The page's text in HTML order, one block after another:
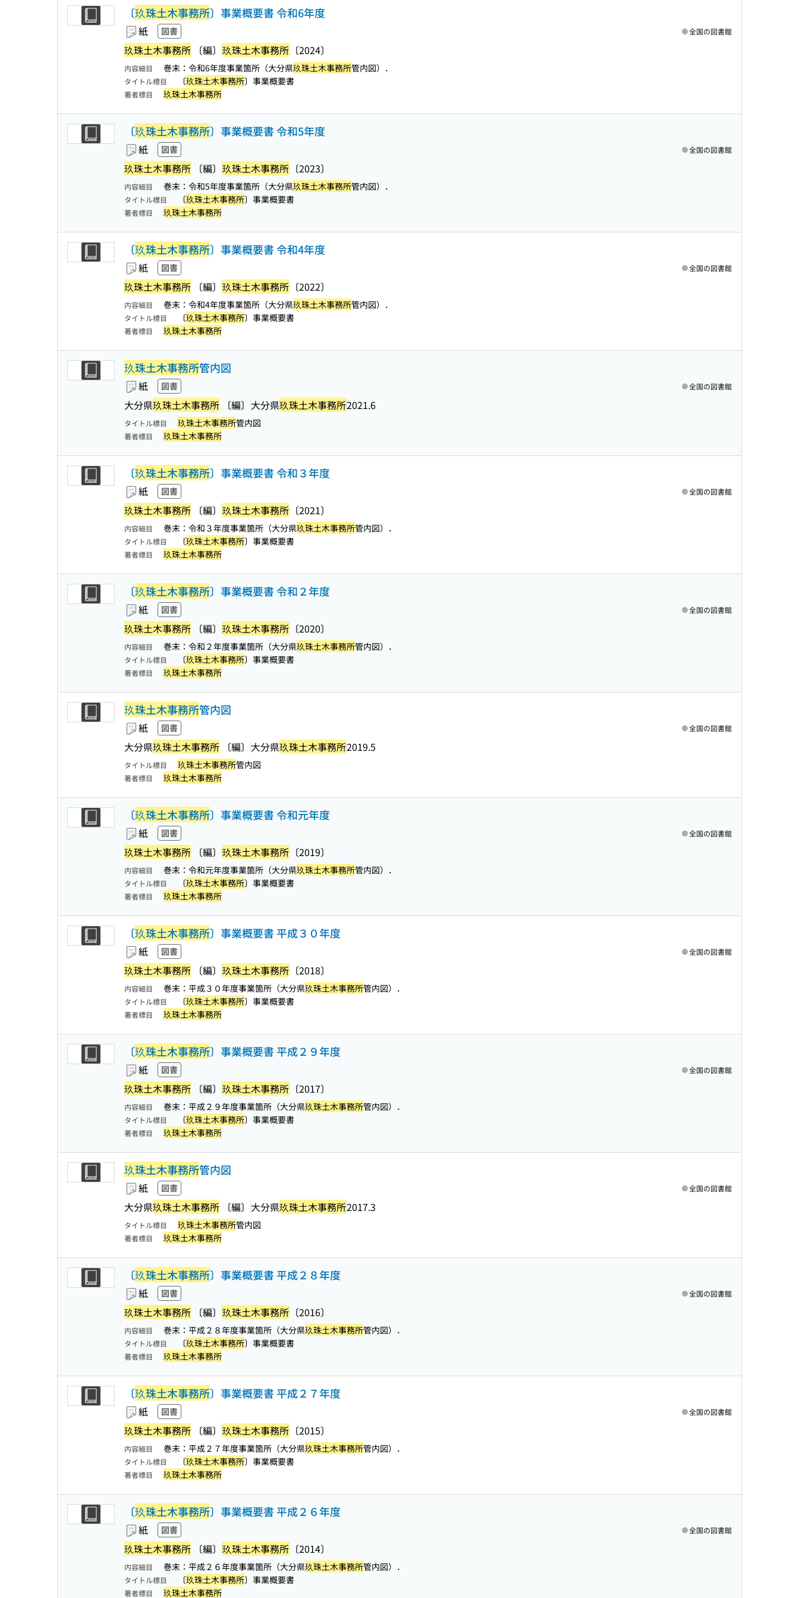
〔玖珠土木事務所〕事業概要書 令和6年度
紙 図書
玖珠土木事務所 〔編〕 玖珠土木事務所 〔2024〕
全国の図書館
内容細目 巻末：令和6年度事業箇所（大分県玖珠土木事務所管内図）．
タイトル標目 〔玖珠土木事務所〕事業概要書
著者標目 玖珠土木事務所
〔玖珠土木事務所〕事業概要書 令和5年度
紙 図書
玖珠土木事務所 〔編〕 玖珠土木事務所 〔2023〕
全国の図書館
内容細目 巻末：令和5年度事業箇所（大分県玖珠土木事務所管内図）．
タイトル標目 〔玖珠土木事務所〕事業概要書
著者標目 玖珠土木事務所
〔玖珠土木事務所〕事業概要書 令和4年度
紙 図書
玖珠土木事務所 〔編〕 玖珠土木事務所 〔2022〕
全国の図書館
内容細目 巻末：令和4年度事業箇所（大分県玖珠土木事務所管内図）．
タイトル標目 〔玖珠土木事務所〕事業概要書
著者標目 玖珠土木事務所
玖珠土木事務所管内図
紙 図書
大分県玖珠土木事務所 〔編〕 大分県玖珠土木事務所2021.6
全国の図書館
タイトル標目 玖珠土木事務所管内図
著者標目 玖珠土木事務所
〔玖珠土木事務所〕事業概要書 令和３年度
紙 図書
玖珠土木事務所 〔編〕 玖珠土木事務所 〔2021〕
全国の図書館
内容細目 巻末：令和３年度事業箇所（大分県玖珠土木事務所管内図）．
タイトル標目 〔玖珠土木事務所〕事業概要書
著者標目 玖珠土木事務所
〔玖珠土木事務所〕事業概要書 令和２年度
紙 図書
玖珠土木事務所 〔編〕 玖珠土木事務所 〔2020〕
全国の図書館
内容細目 巻末：令和２年度事業箇所（大分県玖珠土木事務所管内図）．
タイトル標目 〔玖珠土木事務所〕事業概要書
著者標目 玖珠土木事務所
玖珠土木事務所管内図
紙 図書
大分県玖珠土木事務所 〔編〕 大分県玖珠土木事務所2019.5
全国の図書館
タイトル標目 玖珠土木事務所管内図
著者標目 玖珠土木事務所
〔玖珠土木事務所〕事業概要書 令和元年度
紙 図書
玖珠土木事務所 〔編〕 玖珠土木事務所 〔2019〕
全国の図書館
内容細目 巻末：令和元年度事業箇所（大分県玖珠土木事務所管内図）．
タイトル標目 〔玖珠土木事務所〕事業概要書
著者標目 玖珠土木事務所
〔玖珠土木事務所〕事業概要書 平成３０年度
紙 図書
玖珠土木事務所 〔編〕 玖珠土木事務所 〔2018〕
全国の図書館
内容細目 巻末：平成３０年度事業箇所（大分県玖珠土木事務所管内図）．
タイトル標目 〔玖珠土木事務所〕事業概要書
著者標目 玖珠土木事務所
〔玖珠土木事務所〕事業概要書 平成２９年度
紙 図書
玖珠土木事務所 〔編〕 玖珠土木事務所 〔2017〕
全国の図書館
内容細目 巻末：平成２９年度事業箇所（大分県玖珠土木事務所管内図）．
タイトル標目 〔玖珠土木事務所〕事業概要書
著者標目 玖珠土木事務所
玖珠土木事務所管内図
紙 図書
大分県玖珠土木事務所 〔編〕 大分県玖珠土木事務所2017.3
全国の図書館
タイトル標目 玖珠土木事務所管内図
著者標目 玖珠土木事務所
〔玖珠土木事務所〕事業概要書 平成２８年度
紙 図書
玖珠土木事務所 〔編〕 玖珠土木事務所 〔2016〕
全国の図書館
内容細目 巻末：平成２８年度事業箇所（大分県玖珠土木事務所管内図）．
タイトル標目 〔玖珠土木事務所〕事業概要書
著者標目 玖珠土木事務所
〔玖珠土木事務所〕事業概要書 平成２７年度
紙 図書
玖珠土木事務所 〔編〕 玖珠土木事務所 〔2015〕
全国の図書館
内容細目 巻末：平成２７年度事業箇所（大分県玖珠土木事務所管内図）．
タイトル標目 〔玖珠土木事務所〕事業概要書
著者標目 玖珠土木事務所
〔玖珠土木事務所〕事業概要書 平成２６年度
紙 図書
玖珠土木事務所 〔編〕 玖珠土木事務所 〔2014〕
全国の図書館
内容細目 巻末：平成２６年度事業箇所（大分県玖珠土木事務所管内図）．
タイトル標目 〔玖珠土木事務所〕事業概要書
著者標目 玖珠土木事務所